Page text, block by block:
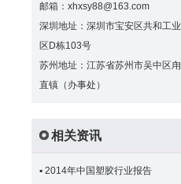
邮箱：xhxsy88@163.com
深圳地址：深圳市宝安区共和工业
区D栋103号
苏州地址：江苏省苏州市吴中区甪
直镇（办事处）
相关资讯
▪ 2014年中国塑胶行业报告